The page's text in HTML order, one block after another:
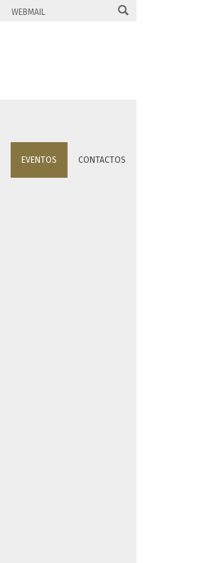
WEBMAIL 
EVENTOS CONTACTOS